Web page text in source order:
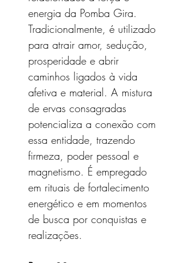
energia da Pomba Gira.
Tradicionalmente, é utilizado
para atrair amor, sedução,
prosperidade e abrir
caminhos ligados à vida
afetiva e material. A mistura
de ervas consagradas
potencializa a conexão com
essa entidade, trazendo
firmeza, poder pessoal e
magnetismo. É empregado
em rituais de fortalecimento
energético e em momentos
de busca por conquistas e
realizações.